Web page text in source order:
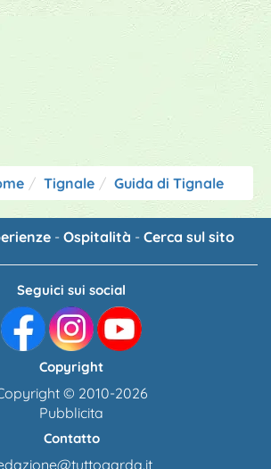
Tignale Guida di Tignale
- Ospitalità - Cerca sul sito
Seguici sui social
Copyright
© 2010-2026
Pubblicita
Contatto